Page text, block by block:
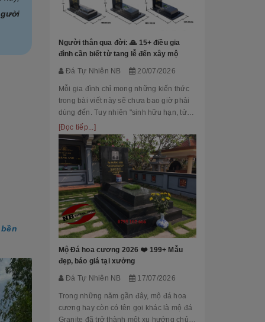
Người thân qua đời: 🙏 15+ điều gia
đình cần biết từ tang lễ đến xây mộ
Đá Tự Nhiên NB 20/07/2026
Mỗi gia đình chỉ mong những kiến thức
trong bài viết này sẽ chưa bao giờ phải
dùng đến. Tuy nhiên "sinh hữu hạn, tử
bất kỳ" việc chuẩn bị đầy đủ kiến thức về
các thủ tục, nghi lễ và xây dựng mộ
phầ...
[Đọc tiếp...]
Mộ Đá hoa cương 2026 ❤️ 199+ Mẫu
đẹp, báo giá tại xưởng
Đá Tự Nhiên NB 17/07/2026
Trong những năm gần đây, mộ đá hoa
cương hay còn có tên gọi khác là mộ đá
Granite đã trở thành một xu hướng chủ